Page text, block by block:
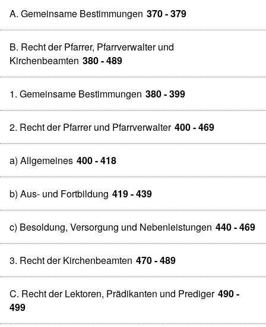
A. Gemeinsame Bestimmungen 370 - 379
B. Recht der Pfarrer, Pfarrverwalter und
Kirchenbeamten 380 - 489
1. Gemeinsame Bestimmungen 380 - 399
2. Recht der Pfarrer und Pfarrverwalter 400 - 469
a) Allgemeines 400 - 418
b) Aus- und Fortbildung 419 - 439
c) Besoldung, Versorgung und Nebenleistungen 440 - 469
3. Recht der Kirchenbeamten 470 - 489
C. Recht der Lektoren, Prädikanten und Prediger 490 -
499